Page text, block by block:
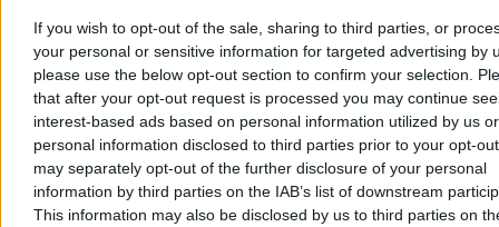
If you wish to opt-out of the sale, sharing to third parties, or
your personal or sensitive information for targeted advertising by
please use the below opt-out section to confirm your selection.
that after your opt-out request is processed you may continue
interest-based ads based on personal information utilized by us or
personal information disclosed to third parties prior to your opt-
may separately opt-out of the further disclosure of your personal
information by third parties on the IAB’s list of downstream
This information may also be disclosed by us to third parties on
Zostało 150 km. Czego brakuje do docelowej sieci
autostrad?
Większość planowanej sieci autostrad w Polsce jest już
udostępniona kierowcom. Do osiągnięcia ostatecznego celu
podanego w rządowych rozporządzeniach brakuje niecałych 150
kilometrów. Generalna Dyrekcja Dróg Krajowych i Autostrad
planuje domknięcie brakujących odcinków oraz rozbudowę
najbardziej zatłoczonych tras o dodatkowe pasy.